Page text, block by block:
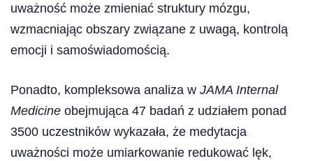
uważność może zmieniać struktury mózgu,
wzmacniając obszary związane z uwagą, kontrolą
emocji i samoświadomością.
Ponadto, kompleksowa analiza w JAMA Internal
Medicine obejmująca 47 badań z udziałem ponad
3500 uczestników wykazała, że medytacja
uważności może umiarkowanie redukować lęk,